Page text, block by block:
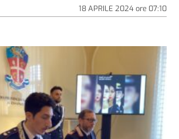
18 APRILE 2024ore 07:10